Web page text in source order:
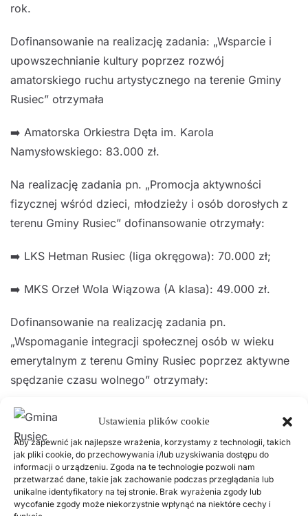
Ustawienia plików cookie
Aby zapewnić jak najlepsze wrażenia, korzystamy z technologii, takich
jak pliki cookie, do przechowywania i/lub uzyskiwania dostępu do
informacji o urządzeniu. Zgoda na te technologie pozwoli nam
przetwarzać dane, takie jak zachowanie podczas przeglądania lub
unikalne identyfikatory na tej stronie. Brak wyrażenia zgody lub
wycofanie zgody może niekorzystnie wpłynąć na niektóre cechy i
rok.
Dofinansowanie na realizację zadania: „Wsparcie i
upowszechnianie kultury poprzez rozwój
amatorskiego ruchu artystycznego na terenie Gminy
Rusiec” otrzymała
➡️ Amatorska Orkiestra Dęta im. Karola
Namysłowskiego: 83.000 zł.
Na realizację zadania pn. „Promocja aktywności
fizycznej wśród dzieci, młodzieży i osób dorosłych z
terenu Gminy Rusiec” dofinansowanie otrzymały:
➡️ LKS Hetman Rusiec (liga okręgowa): 70.000 zł;
➡️ MKS Orzeł Wola Wiązowa (A klasa): 49.000 zł.
Dofinansowanie na realizację zadania pn.
„Wspomaganie integracji społecznej osób w wieku
emerytalnym z terenu Gminy Rusiec poprzez aktywne
spędzanie czasu wolnego” otrzymały:
➡️ Stowarzyszenie Emerytów i Rencistów w Ruścu:
9.000 zł;
➡️ Stowarzyszenie Emerytów i Rencistów „ADASIE” w
Aleksandrowie: 9.000 zł.